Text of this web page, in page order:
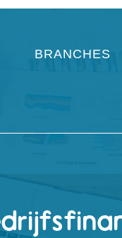
BRANCHES